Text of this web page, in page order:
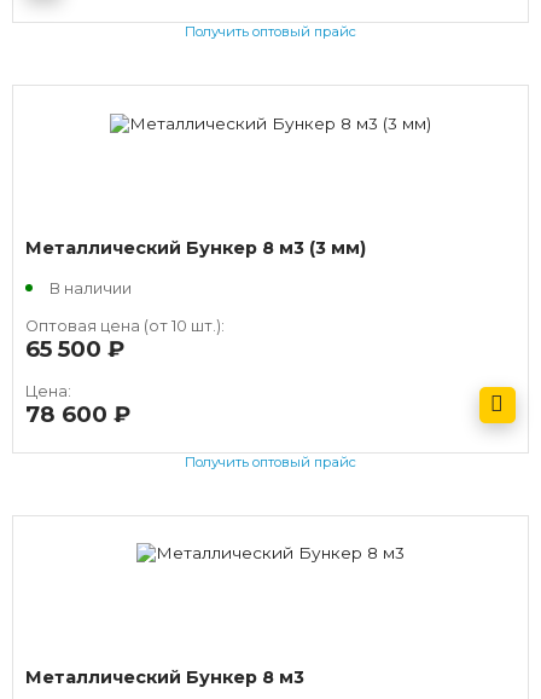
Получить оптовый прайс
Металлический Бункер 8 м3 (3 мм)
В наличии
Оптовая цена (от 10 шт.):
65 500
Цена:
78 600
Получить оптовый прайс
Металлический Бункер 8 м3